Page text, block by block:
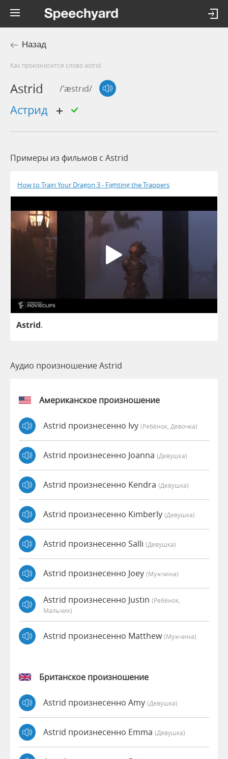
Назад
Как произносится слово astrid
Astrid /'æstrɪd/
Астрид
Примеры из фильмов c Astrid
How to Train Your Dragon 3 - Fighting the Trappers
Astrid.
Аудио произношение Astrid
Американское произношение
Astrid произнесенно Ivy (Ребёнок, Девочка)
Astrid произнесенно Joanna (девушка)
Astrid произнесенно Kendra (девушка)
Astrid произнесенно Kimberly (девушка)
Astrid произнесенно Salli (девушка)
Astrid произнесенно Joey (мужчина)
Astrid произнесенно Justin (Ребёнок,
Мальчик)
Astrid произнесенно Matthew(мужчина)
Британское произношение
Astrid произнесенно Amy (девушка)
Astrid произнесенно Emma (девушка)